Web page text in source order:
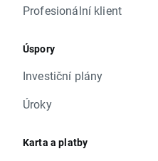
Profesionální klient
Úspory
Investiční plány
Úroky
Karta a platby